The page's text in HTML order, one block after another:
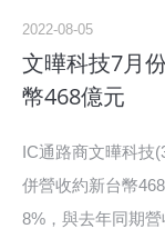
2022-08-05
文曄科技7月
幣468億元
IC通路商文曄科技
併營收約新台幣
8%，與去年同期